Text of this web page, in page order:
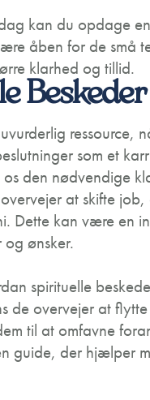
kan du opdage
åben for de små
klarhed og tillid.
ressource,
som et
den nødvendige
at skifte
Dette kan være en
ønsker.
spirituelle
de overvejer at
til at omfavne
guide, der hjælper